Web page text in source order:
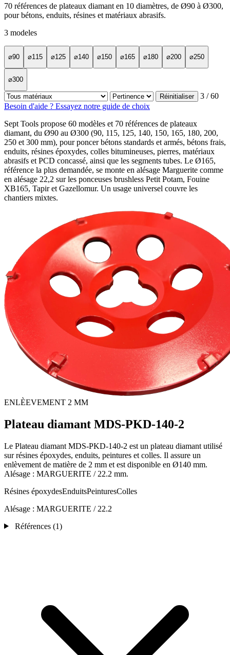
70 références de plateaux diamant en 10 diamètres, de Ø90 à Ø300,
pour bétons, enduits, résines et matériaux abrasifs.
3 modeles
⌀90 ⌀115 ⌀125 ⌀140 ⌀150 ⌀165 ⌀180 ⌀200 ⌀250
⌀300
Réinitialiser 3 / 60
Besoin d'aide ? Essayez notre guide de choix
Sept Tools propose 60 modèles et 70 références de plateaux
diamant, du Ø90 au Ø300 (90, 115, 125, 140, 150, 165, 180, 200,
250 et 300 mm), pour poncer bétons standards et armés, bétons frais,
enduits, résines époxydes, colles bitumineuses, pierres, matériaux
abrasifs et PCD concassé, ainsi que les segments tubes. Le Ø165,
référence la plus demandée, se monte en alésage Marguerite comme
en alésage 22,2 sur les ponceuses brushless Petit Potam, Fouine
XB165, Tapir et Gazellomur. Un usage universel couvre les
chantiers mixtes.
ENLÈEVEMENT 2 MM
Plateau diamant MDS-PKD-140-2
Le Plateau diamant MDS-PKD-140-2 est un plateau diamant utilisé
sur résines époxydes, enduits, peintures et colles. Il assure un
enlèvement de matière de 2 mm et est disponible en Ø140 mm.
Alésage : MARGUERITE / 22.2 mm.
Résines époxydesEnduitsPeinturesColles
Alésage : MARGUERITE / 22.2
Références (1)